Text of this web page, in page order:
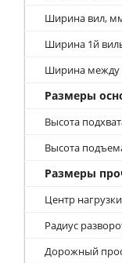
Ширина вил,
Ширина 1й
Ширина между
Размеры
Высота
Высота
Размеры
Центр
Радиус
Дорожный